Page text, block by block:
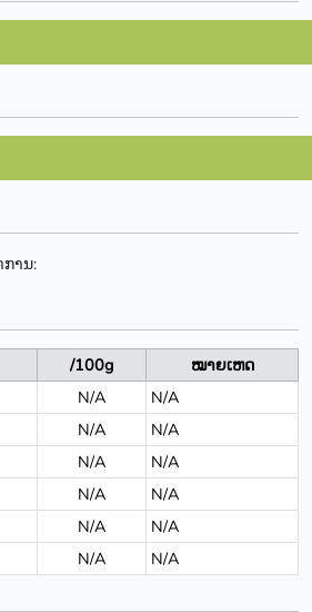
ານ:
/100g
ໝາຍເຫດ
N/A
N/A
N/A
N/A
N/A
N/A
N/A
N/A
N/A
N/A
N/A N/A